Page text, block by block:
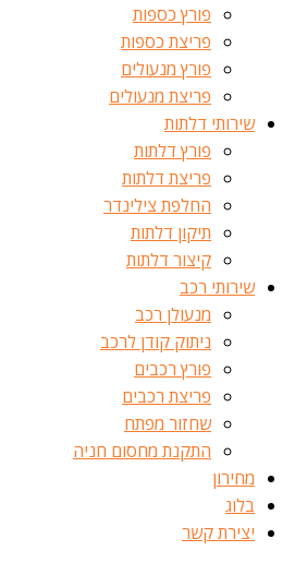
פורץ כספות
פריצת כספות
פורץ מנעולים
פריצת מנעולים
שירותי דלתות
פורץ דלתות
פריצת דלתות
החלפת צילינדר
תיקון דלתות
קיצור דלתות
שירותי רכב
מנעולן רכב
ניתוק קודן לרכב
פורץ רכבים
פריצת רכבים
שחזור מפתח
התקנת מחסום חניה
מחירון
בלוג
יצירת קשר